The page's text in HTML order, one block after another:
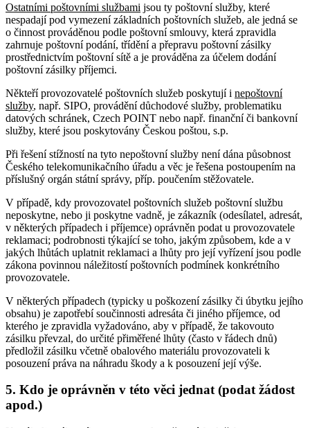
Ostatními poštovními službami jsou ty poštovní služby, které
nespadají pod vymezení základních poštovních služeb, ale jedná se
o činnost prováděnou podle poštovní smlouvy, která zpravidla
zahrnuje poštovní podání, třídění a přepravu poštovní zásilky
prostřednictvím poštovní sítě a je prováděna za účelem dodání
poštovní zásilky příjemci.
Někteří provozovatelé poštovních služeb poskytují i nepoštovní
služby, např. SIPO, provádění důchodové služby, problematiku
datových schránek, Czech POINT nebo např. finanční či bankovní
služby, které jsou poskytovány Českou poštou, s.p.
Při řešení stížností na tyto nepoštovní služby není dána působnost
Českého telekomunikačního úřadu a věc je řešena postoupením na
příslušný orgán státní správy, příp. poučením stěžovatele.
V případě, kdy provozovatel poštovních služeb poštovní službu
neposkytne, nebo ji poskytne vadně, je zákazník (odesílatel, adresát,
v některých případech i příjemce) oprávněn podat u provozovatele
reklamaci; podrobnosti týkající se toho, jakým způsobem, kde a v
jakých lhůtách uplatnit reklamaci a lhůty pro její vyřízení jsou podle
zákona povinnou náležitostí poštovních podmínek konkrétního
provozovatele.
V některých případech (typicky u poškození zásilky či úbytku jejího
obsahu) je zapotřebí součinnosti adresáta či jiného příjemce, od
kterého je zpravidla vyžadováno, aby v případě, že takovouto
zásilku převzal, do určité přiměřené lhůty (často v řádech dnů)
předložil zásilku včetně obalového materiálu provozovateli k
posouzení práva na náhradu škody a k posouzení její výše.
5. Kdo je oprávněn v této věci jednat (podat žádost
apod.)